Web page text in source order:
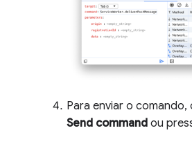
Para enviar o
Send command ou